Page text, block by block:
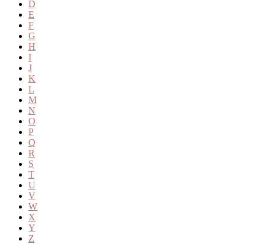
D
E
F
G
H
I
J
K
L
M
N
O
P
Q
R
S
T
U
V
W
X
Y
Z